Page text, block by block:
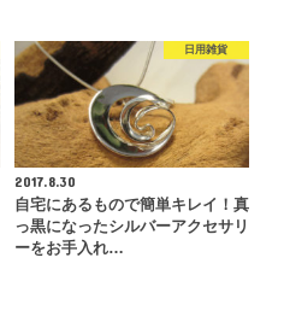
日用雑貨
2017.8.30
自宅にあるもので簡単キレイ！真
っ黒になったシルバーアクセサリ
ーをお手入れ…